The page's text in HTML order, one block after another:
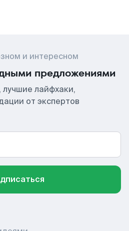
и интересном
предложениями
лайфхаки,
от экспертов